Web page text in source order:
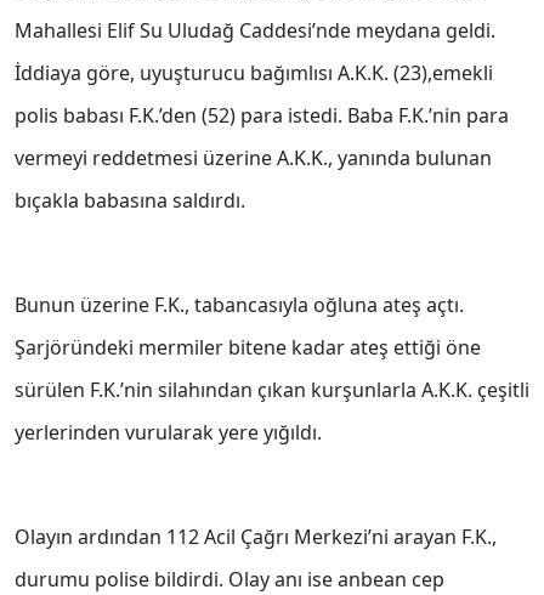
Mahallesi Elif Su Uludağ Caddesi’nde meydana geldi.
İddiaya göre, uyuşturucu bağımlısı A.K.K. (23),emekli
polis babası F.K.’den (52) para istedi. Baba F.K.’nin para
vermeyi reddetmesi üzerine A.K.K., yanında bulunan
bıçakla babasına saldırdı.
Bunun üzerine F.K., tabancasıyla oğluna ateş açtı.
Şarjöründeki mermiler bitene kadar ateş ettiği öne
sürülen F.K.’nin silahından çıkan kurşunlarla A.K.K. çeşitli
yerlerinden vurularak yere yığıldı.
Olayın ardından 112 Acil Çağrı Merkezi’ni arayan F.K.,
durumu polise bildirdi. Olay anı ise anbean cep